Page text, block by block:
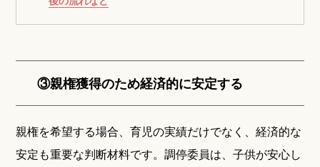
③親権獲得のため経済的に安定する
親権を希望する場合、育児の実績だけでなく、経済的な
安定も重要な判断材料です。調停委員は、子供が安心し